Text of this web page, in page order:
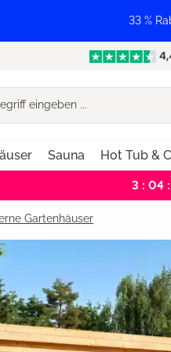
33 %
Sauna Hot Tub &
3 : 04
Gartenhäuser